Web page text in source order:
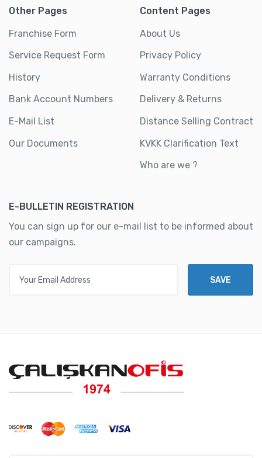
Other Pages
Franchise Form
Service Request Form
History
Bank Account Numbers
E-Mail List
Our Documents
Content Pages
About Us
Privacy Policy
Warranty Conditions
Delivery & Returns
Distance Selling Contract
KVKK Clarification Text
Who are we ?
E-BULLETIN REGISTRATION
You can sign up for our e-mail list to be informed about
our campaigns.
SAVE